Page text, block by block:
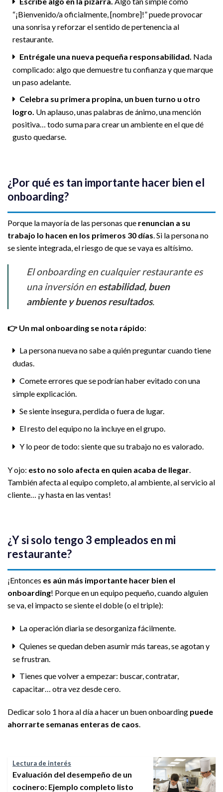
“¡Bienvenido/a oficialmente, [nombre]!” puede provocar
una sonrisa y reforzar el sentido de pertenencia al
restaurante.
Entrégale una nueva pequeña responsabilidad. Nada
complicado: algo que demuestre tu confianza y que marque
un paso adelante.
Celebra su primera propina, un buen turno u otro
logro. Un aplauso, unas palabras de ánimo, una mención
positiva… todo suma para crear un ambiente en el que dé
gusto quedarse.
¿Por qué es tan importante hacer bien el
onboarding?
Porque la mayoría de las personas que renuncian a su
trabajo lo hacen en los primeros 30 días. Si la persona no
se siente integrada, el riesgo de que se vaya es altísimo.
El onboarding en cualquier restaurante es
una inversión enestabilidad, buen
ambiente y buenos resultados.
👉 Un mal onboarding se nota rápido:
La persona nueva no sabe a quién preguntar cuando tiene
dudas.
Comete errores que se podrían haber evitado con una
simple explicación.
Se siente insegura, perdida o fuera de lugar.
El resto del equipo no la incluye en el grupo.
Y lo peor de todo: siente que su trabajo no es valorado.
Y ojo: esto no solo afecta en quien acaba de llegar
También afecta al equipo completo, al ambiente, al servicio al
cliente… ¡y hasta en las ventas!
¿Y si solo tengo 3 empleados en mi
restaurante?
¡Entonces es aún más importante hacer bien el
onboarding! Porque en un equipo pequeño, cuando alguien
se va, el impacto se siente el doble (o el triple):
La operación diaria se desorganiza fácilmente.
Quienes se quedan deben asumir más tareas, se agotan y
se frustran.
Tienes que volver a empezar: buscar, contratar,
capacitar… otra vez desde cero.
Dedicar solo 1 hora al día a hacer un buen onboarding puede
ahorrarte semanas enteras de caos.
Lectura de interés
Evaluación del desempeño de un
cocinero: Ejemplo completo listo